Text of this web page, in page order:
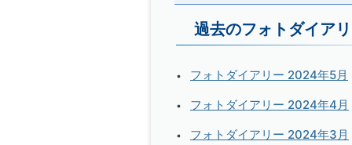
過去のフォトダイア
フォトダイアリー 2024年5月
フォトダイアリー 2024年4月
フォトダイアリー 2024年3月